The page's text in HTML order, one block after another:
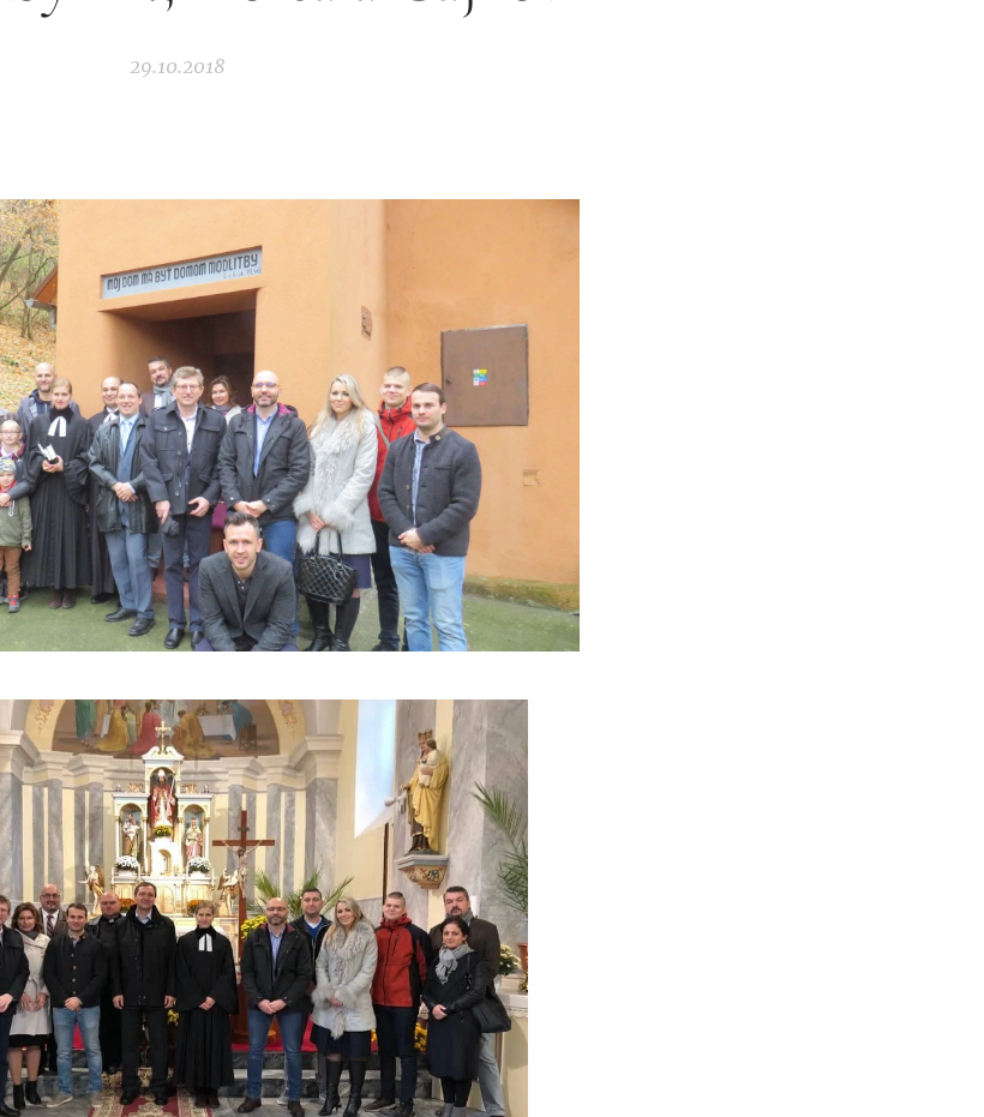
29.10.2018